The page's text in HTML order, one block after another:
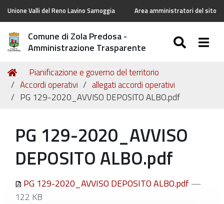
Unione Valli del Reno Lavino Samoggia Area amministratori del sito
Comune di Zola Predosa -
Amministrazione Trasparente
Tu
sei
qui:
Home
Pianificazione e governo del territorio
Accordi operativi
allegati accordi operativi
PG 129-2020_AVVISO DEPOSITO ALBO.pdf
PG 129-2020_AVVISO
DEPOSITO ALBO.pdf
PG 129-2020_AVVISO DEPOSITO ALBO.pdf—
122 KB